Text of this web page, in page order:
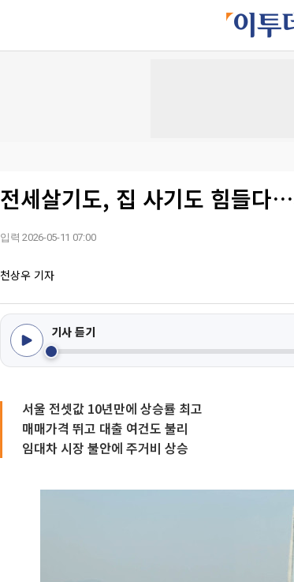
전세살기도, 집 사기도 힘들다…
입력 2026-05-11 07:00
천상우 기자
기사 듣기
서울 전셋값 10년만에 상승률 최고
매매가격 뛰고 대출 여건도 불리
임대차 시장 불안에 주거비 상승